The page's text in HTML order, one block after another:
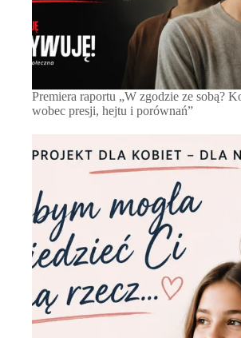
Premiera raportu „W zgodzie ze sobą?
wobec presji, hejtu i porównań”